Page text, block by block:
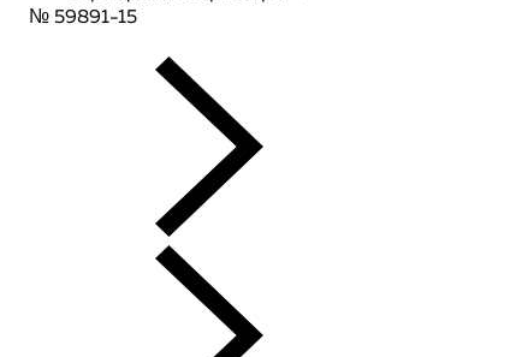
№ 59891-15